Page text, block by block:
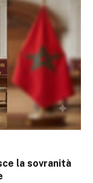
la sovranità